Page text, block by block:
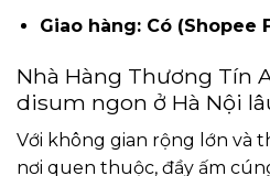
Giao hàng: Có (Shopee
Nhà Hàng Thương Tín
disum ngon ở Hà Nội
Với không gian rộng lớn và
nơi quen thuộc, đầy ấm